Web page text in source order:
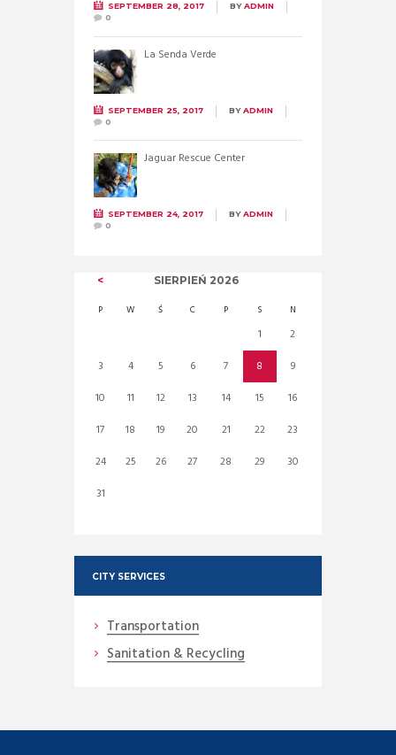
SEPTEMBER 28, 2017 BYADMIN
0
La Senda Verde
SEPTEMBER 25, 2017 BYADMIN
0
Jaguar Rescue Center
SEPTEMBER 24, 2017 BYADMIN
0
SIERPIEŃ 2026
P W Ś C P S N
1
2
3
4 5 6 7 8
9
10
11 12 13 14 15
16
17
18 19 20 21 22
23
24
25 26 27 28 29
30
31
CITY SERVICES
Transportation
Sanitation & Recycling